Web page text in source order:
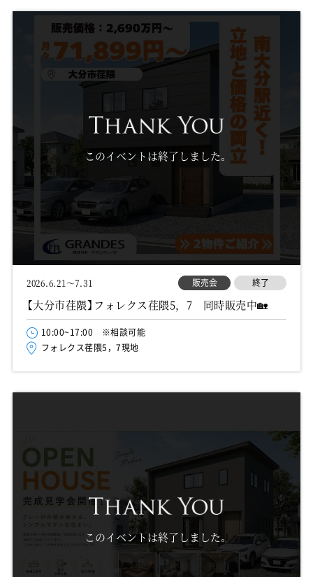
このイベントは終了しました。
2026.6.21～7.31 販売会 終了
【大分市荏隈】フォレクス荏隈5，7 同時販売中🏡
10:00~17:00 ※相談可能
フォレクス荏隈5，7現地
このイベントは終了しました。